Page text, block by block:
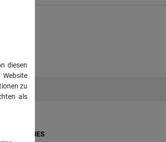
RECHTLICHES
diesen
Website
zu
als